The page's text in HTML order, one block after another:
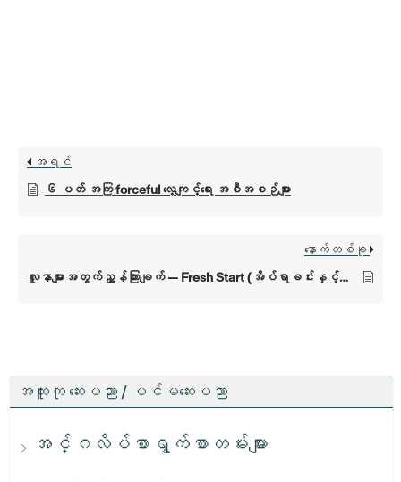
အထူးကု ဆေးပညာ / ပင်မဆေးပညာ
အင်္ဂလိပ်စာရွက်စာတမ်းများ
အရင်
၆ ပတ် အကြ forceful လေ့ကျင့်ရေး အစီအစဉ်များ
နောက်တစ်ခု
လူနာများအတွက်ညွှန်ကြားချက် — Fresh Start (အိပ်ရာခင်းနှင့်နေထိုင်သောလူနာများအတွက်လက်ကမ်းစာစောင် - Fresh Start)